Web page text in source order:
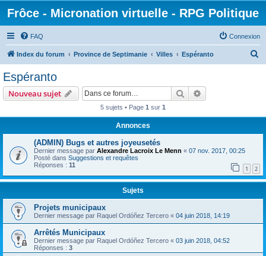
Frôce - Micronation virtuelle - RPG Politique
FAQ Connexion
Index du forum Province de Septimanie Villes Espéranto
r
Espéranto
Nouveau sujet Rechercher
5 sujets • Page 1 sur 1
Annonces
(ADMIN) Bugs et autres joyeusetés
Dernier message par Alexandre Lacroix Le Menn « 07 nov. 2017, 00:25
Posté dans Suggestions et requêtes
Réponses : 11 1 2
Sujets
Projets municipaux
Dernier message par Raquel Ordóñez Tercero « 04 juin 2018, 14:19
Arrêtés Municipaux
Dernier message par Raquel Ordóñez Tercero « 03 juin 2018, 04:52
Réponses : 3